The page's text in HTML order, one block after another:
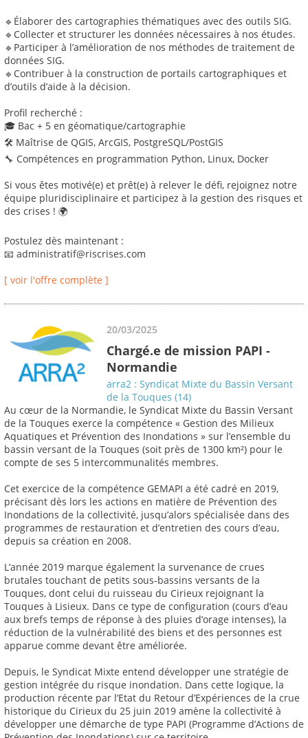
🔹Élaborer des cartographies thématiques avec des outils SIG.
🔹Collecter et structurer les données nécessaires à nos études.
🔹Participer à l’amélioration de nos méthodes de traitement de
données SIG.
🔹Contribuer à la construction de portails cartographiques et
d’outils d’aide à la décision.
Profil recherché :
🎓 Bac + 5 en géomatique/cartographie
🛠 Maîtrise de QGIS, ArcGIS, PostgreSQL/PostGIS
🔧 Compétences en programmation Python, Linux, Docker
Si vous êtes motivé(e) et prêt(e) à relever le défi, rejoignez notre
équipe pluridisciplinaire et participez à la gestion des risques et
des crises ! 🌍
Postulez dès maintenant :
📧 administratif@riscrises.com
[ voir l'offre complète ]
20/03/2025
Chargé.e de mission PAPI -
Normandie
arra2 : Syndicat Mixte du Bassin Versant
de la Touques (14)
Au cœur de la Normandie, le Syndicat Mixte du Bassin Versant
de la Touques exerce la compétence « Gestion des Milieux
Aquatiques et Prévention des Inondations » sur l’ensemble du
bassin versant de la Touques (soit près de 1300 km²) pour le
compte de ses 5 intercommunalités membres.
Cet exercice de la compétence GEMAPI a été cadré en 2019,
précisant dès lors les actions en matière de Prévention des
Inondations de la collectivité, jusqu’alors spécialisée dans des
programmes de restauration et d’entretien des cours d’eau,
depuis sa création en 2008.
L’année 2019 marque également la survenance de crues
brutales touchant de petits sous-bassins versants de la
Touques, dont celui du ruisseau du Cirieux rejoignant la
Touques à Lisieux. Dans ce type de configuration (cours d’eau
aux brefs temps de réponse à des pluies d’orage intenses), la
réduction de la vulnérabilité des biens et des personnes est
apparue comme devant être améliorée.
Depuis, le Syndicat Mixte entend développer une stratégie de
gestion intégrée du risque inondation. Dans cette logique, la
production récente par l’Etat du Retour d’Expériences de la crue
historique du Cirieux du 25 juin 2019 amène la collectivité à
développer une démarche de type PAPI (Programme d’Actions de